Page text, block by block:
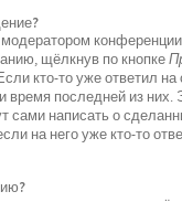
щёлкнув по кнопке
кто-то уже ответил
время последней из
сами написать о
на него уже кто-то